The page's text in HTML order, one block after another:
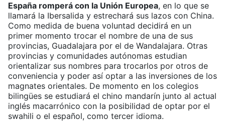
España romperá con la Unión Europea, en lo que se
llamará la Ibersalida y estrechará sus lazos con China.
Como medida de buena voluntad decidirá en un
primer momento trocar el nombre de una de sus
provincias, Guadalajara por el de Wandalajara. Otras
provincias y comunidades autónomas estudian
orientalizar sus nombres para trocarlos por otros de
conveniencia y poder así optar a las inversiones de los
magnates orientales. De momento en los colegios
bilingües se estudiará el chino mandarín junto al actual
inglés macarrónico con la posibilidad de optar por el
swahili o el español, como tercer idioma.